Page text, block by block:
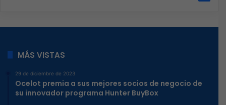
MÁS VISTAS
29 de diciembre de 2023
Ocelot premia a sus mejores socios de negocio de
su innovador programa Hunter BuyBox